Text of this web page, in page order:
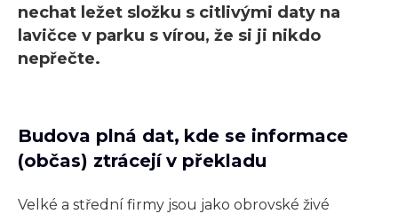
nechat ležet složku s citlivými daty na
lavičce v parku s vírou, že si ji nikdo
nepřečte.
Budova plná dat, kde se informace
(občas) ztrácejí v překladu
Velké a střední firmy jsou jako obrovské živé